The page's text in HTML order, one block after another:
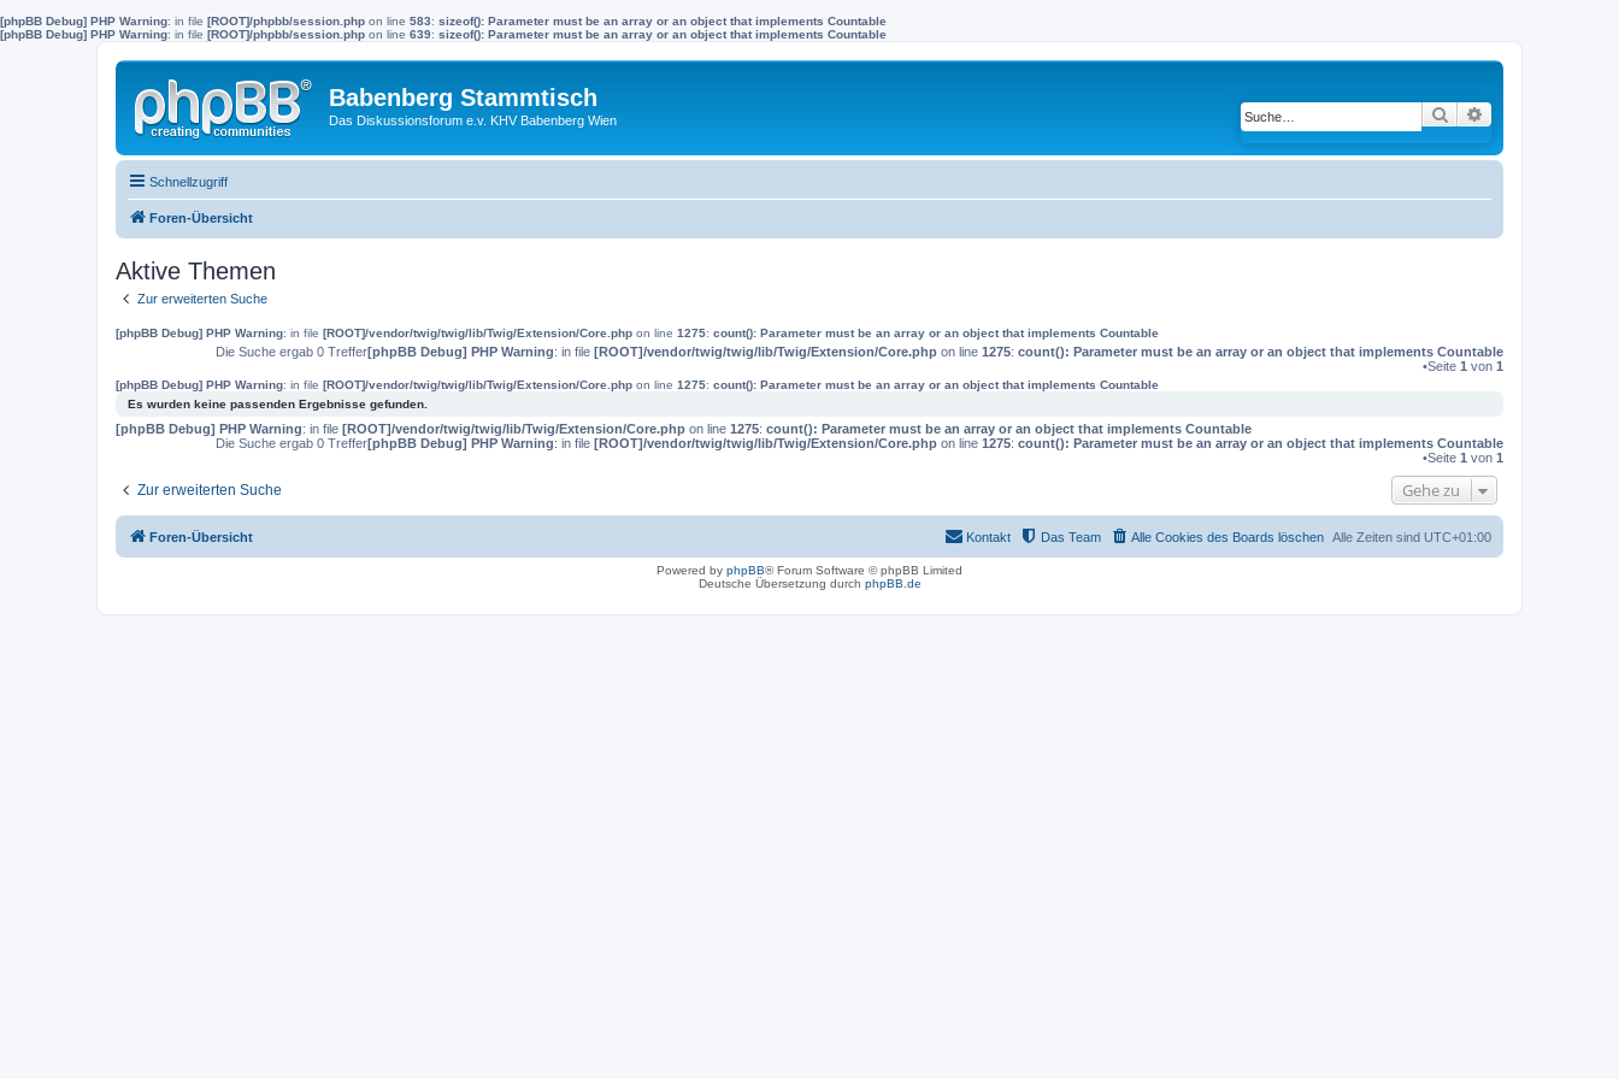
[phpBB Debug] PHP Warning: in file [ROOT]/phpbb/session.php on line 583: sizeof(): Parameter must be an array or an object that implements Countable
[phpBB Debug] PHP Warning: in file [ROOT]/phpbb/session.php on line 639: sizeof(): Parameter must be an array or an object that implements Countable
Babenberg Stammtisch
Das Diskussionsforum e.v. KHV Babenberg Wien Suche
Schnellzugriff
Foren-Übersicht
Aktive Themen
Zur erweiterten Suche
[phpBB Debug] PHP Warning: in file [ROOT]/vendor/twig/twig/lib/Twig/Extension/Core.php on line 1275: count(): Parameter must be an array or an object that implements Countable
Die Suche ergab 0 Treffer[phpBB Debug] PHP Warning: in file [ROOT]/vendor/twig/twig/lib/Twig/Extension/Core.php on line 1275: count(): Parameter must be an array or an object that implements Countable
•Seite 1 von 1
[phpBB Debug] PHP Warning: in file [ROOT]/vendor/twig/twig/lib/Twig/Extension/Core.php on line 1275: count(): Parameter must be an array or an object that implements Countable
Es wurden keine passenden Ergebnisse gefunden.
[phpBB Debug] PHP Warning: in file [ROOT]/vendor/twig/twig/lib/Twig/Extension/Core.php on line 1275: count(): Parameter must be an array or an object that implements Countable
Die Suche ergab 0 Treffer[phpBB Debug] PHP Warning: in file [ROOT]/vendor/twig/twig/lib/Twig/Extension/Core.php on line 1275: count(): Parameter must be an array or an object that implements Countable
•Seite 1 von 1
Zur erweiterten Suche Gehe zu
Foren-Übersicht Alle Zeiten sind UTC+01:00
Alle Cookies des Boards löschen
Das Team
Kontakt
Powered by phpBB® Forum Software © phpBB Limited
Deutsche Übersetzung durch phpBB.de